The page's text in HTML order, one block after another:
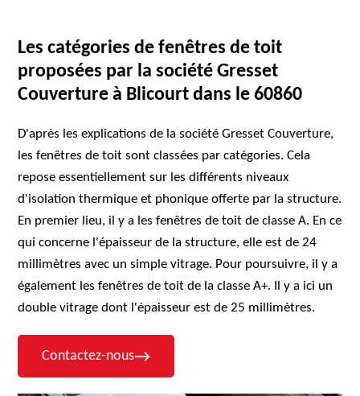
Les catégories de fenêtres de toit
proposées par la société Gresset
Couverture à Blicourt dans le 60860
D'après les explications de la société Gresset Couverture,
les fenêtres de toit sont classées par catégories. Cela
repose essentiellement sur les différents niveaux
d'isolation thermique et phonique offerte par la structure.
En premier lieu, il y a les fenêtres de toit de classe A. En ce
qui concerne l'épaisseur de la structure, elle est de 24
millimètres avec un simple vitrage. Pour poursuivre, il y a
également les fenêtres de toit de la classe A+. Il y a ici un
double vitrage dont l'épaisseur est de 25 millimètres.
Contactez-nous